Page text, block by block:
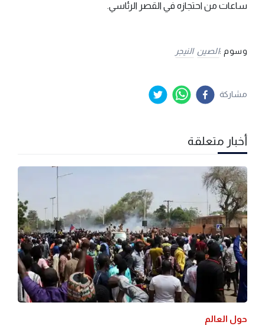
ساعات من احتجازه في القصر الرئاسي.
وسوم :الصين النيجر
مشاركة
أخبار متعلقة
حول العالم